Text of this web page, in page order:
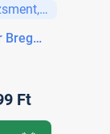
vezetési
Ft